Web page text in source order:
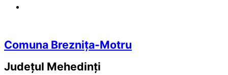
Comuna Breznița-Motru
Județul Mehedinți